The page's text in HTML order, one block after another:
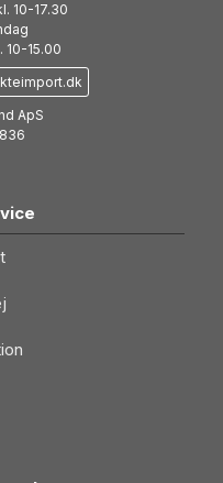
10-17.30
10-15.00
ApS